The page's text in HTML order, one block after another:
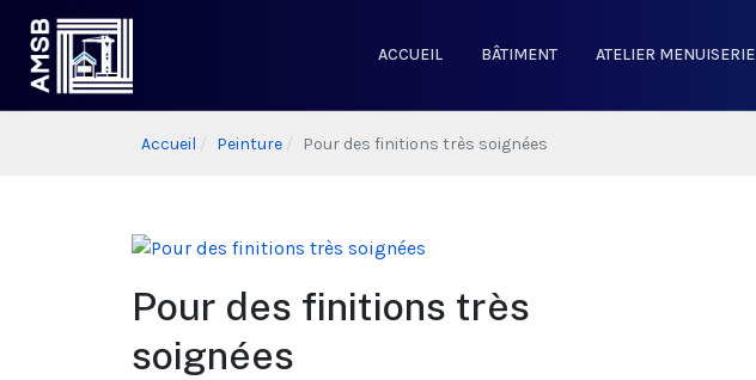
ACCUEIL BÂTIMENT ATELIER MENUISERIE
Accueil Peinture Pour des finitions très soignées
Pour des finitions très
soignées